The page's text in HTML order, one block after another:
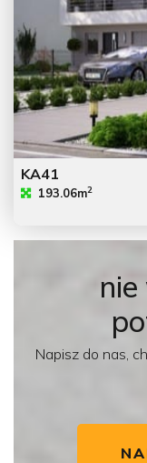
KA41
193.06m2
nie
Napisz do nas,